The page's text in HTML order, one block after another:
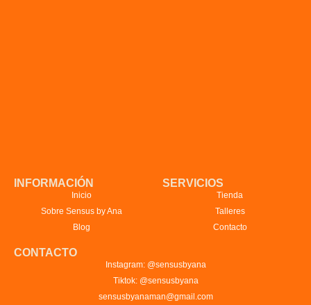
INFORMACIÓN
Inicio
Sobre Sensus by Ana
Blog
SERVICIOS
Tienda
Talleres
Contacto
CONTACTO
Instagram: @sensusbyana
Tiktok: @sensusbyana
sensusbyanaman@gmail.com